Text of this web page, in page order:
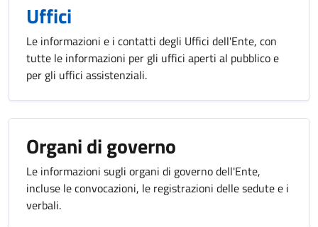
Uffici
Le informazioni e i contatti degli Uffici dell'Ente, con
tutte le informazioni per gli uffici aperti al pubblico e
per gli uffici assistenziali.
Organi di governo
Le informazioni sugli organi di governo dell'Ente,
incluse le convocazioni, le registrazioni delle sedute e i
verbali.